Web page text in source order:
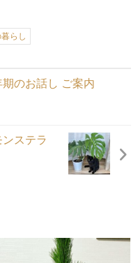
らし
のお話し ご案内
ステラ